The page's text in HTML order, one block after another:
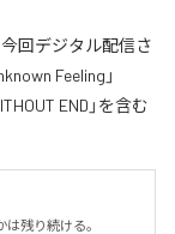
今回デジタル配信さ
Feeling」
END」を含む
残り続ける。